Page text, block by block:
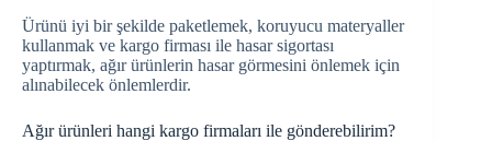
Ürünü iyi bir şekilde paketlemek, koruyucu materyaller
kullanmak ve kargo firması ile hasar sigortası
yaptırmak, ağır ürünlerin hasar görmesini önlemek için
alınabilecek önlemlerdir.
Ağır ürünleri hangi kargo firmaları ile gönderebilirim?